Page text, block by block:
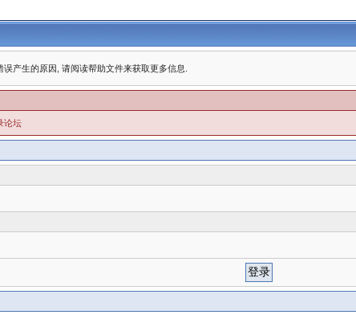
产生的原因, 请阅读帮助文件来获取更多信息.
论坛